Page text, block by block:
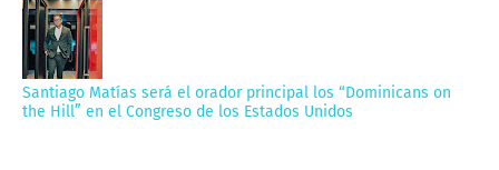
Santiago Matías será el orador principal los “Dominicans on
the Hill” en el Congreso de los Estados Unidos